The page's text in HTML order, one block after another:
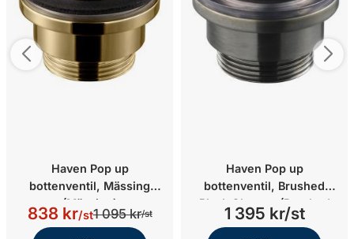
Haven Pop up
bottenventil, Mässing
(Mässing)
838 kr/st1 095 kr/st
Haven Pop up
bottenventil, Brushed
Black Chrome (Brushed
Black Chrome)
1 395 kr/st